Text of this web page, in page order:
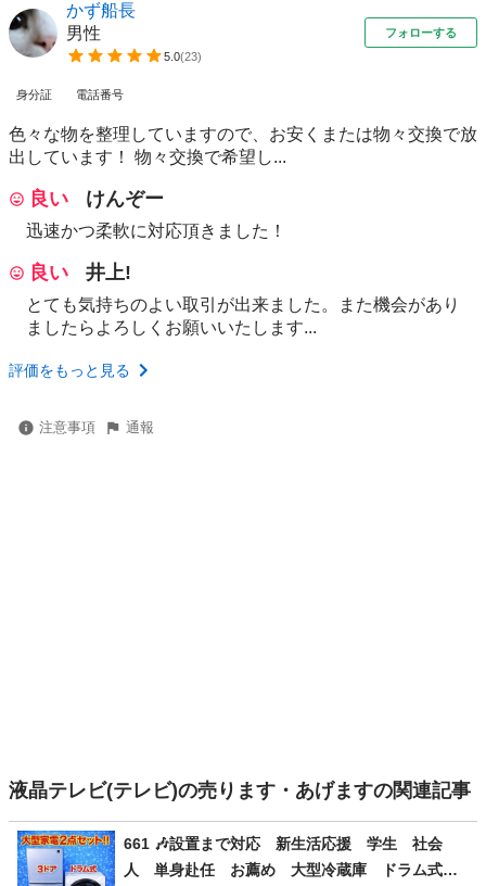
かず船長
男性
5.0(23)
フォローする
身分証 電話番号
色々な物を整理していますので、お安くまたは物々交換で放
出しています！ 物々交換で希望し...
良い けんぞー
迅速かつ柔軟に対応頂きました！
良い 井上!
とても気持ちのよい取引が出来ました。また機会があり
ましたらよろしくお願いいたします...
評価をもっと見る
注意事項 通報
液晶テレビ(テレビ)の売ります・あげますの関連記事
661 🎶設置まで対応 新生活応援 学生 社会
人 単身赴任 お薦め 大型冷蔵庫 ドラム式洗